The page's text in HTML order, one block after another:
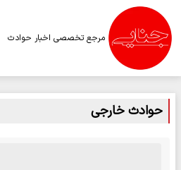
مرجع تخصصی اخبار حوادث
حوادث خارجی